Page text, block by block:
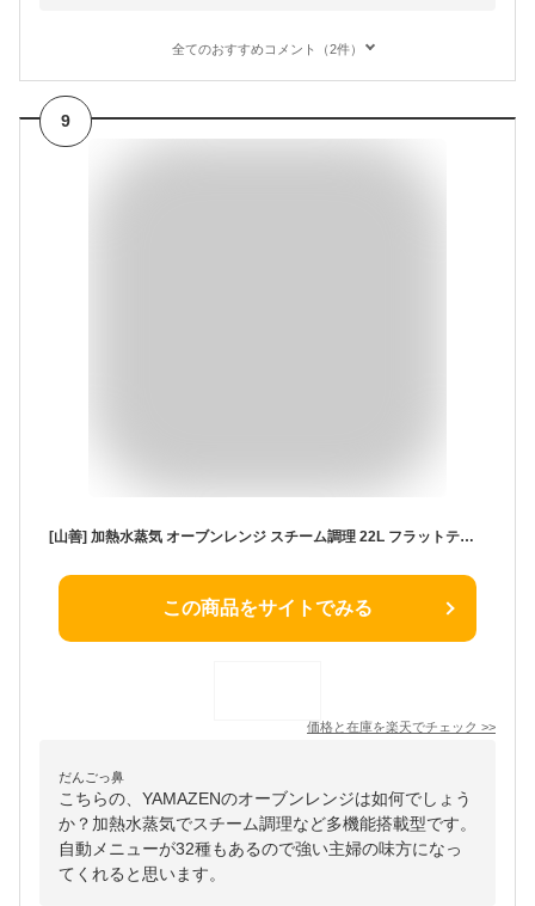
全てのおすすめコメント（2件）
9
[山善] 加熱水蒸気 オーブンレンジ スチーム調理 22L フラットテーブル トースト機能 自動メニュー32種 簡単お手入れ ブラック YRT-F220ESV(B)
この商品をサイトでみる
価格と在庫を楽天でチェック >>
だんごっ鼻
こちらの、YAMAZENのオーブンレンジは如何でしょう
か？加熱水蒸気でスチーム調理など多機能搭載型です。
自動メニューが32種もあるので強い主婦の味方になっ
てくれると思います。